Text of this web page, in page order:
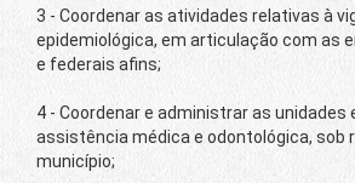
3 - Coordenar as atividades relativas à
epidemiológica, em articulação com as
e federais afins;
4 - Coordenar e administrar as unidades
assistência médica e odontológica, sob
município;